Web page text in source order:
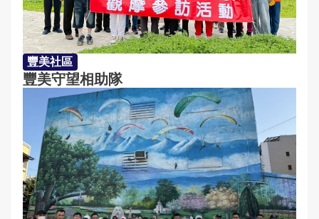
員林市大埔社區
秀水鄉馬興社區
二林鎮華崙社區
二林鎮萬興社區
和美鎮面前社區
彰化市安溪社區
豐美社區
豐美守望相助隊